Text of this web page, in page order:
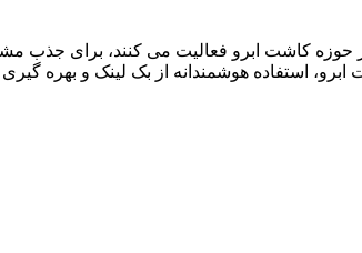
کاشت ابرو فعالیت می کنند، برای جذب
استفاده هوشمندانه از بک لینک و بهره گیری